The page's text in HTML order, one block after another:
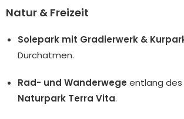
Natur & Freizeit
Solepark mit Gradierwerk &
Durchatmen.
Rad- und Wanderwege entlang des
Naturpark Terra Vita.